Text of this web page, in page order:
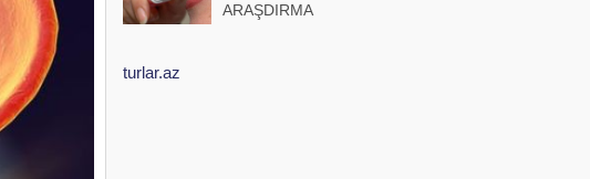
ARAŞDIRMA
turlar.az